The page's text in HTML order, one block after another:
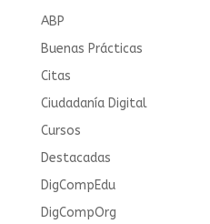
ABP
Buenas Prácticas
Citas
Ciudadanía Digital
Cursos
Destacadas
DigCompEdu
DigCompOrg